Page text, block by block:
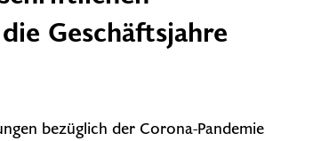
Geschäftsjahre
bezüglich der Corona-Pandemie